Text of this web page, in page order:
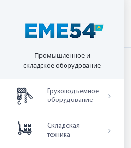
Промышленное и
складское оборудование
Грузоподъемное
оборудование
Складская
техника